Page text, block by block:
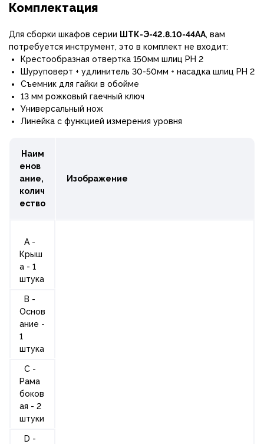
Комплектация
Для сборки шкафов серии ШТК-Э-42.8.10-44АА, вам
потребуется инструмент, это в комплект не входит:
Крестообразная отвертка 150мм шлиц РН 2
Шуруповерт + удлинитель 30-50мм + насадка шлиц РН 2
Съемник для гайки в обойме
13 мм рожковый гаечный ключ
Универсальный нож
Линейка с функцией измерения уровня
Наим
енов
ание,
колич
ество
Изображение
A -
Крыш
а - 1
штука
B -
Основ
ание -
1
штука
C -
Рама
боков
ая - 2
штуки
D -